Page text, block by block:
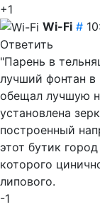
+1
Wi-Fi #
Ответить
"Парень в
лучший фонтан в
обещал лучшую
установлена
построенный
этот бутик
которого
липового.
-1